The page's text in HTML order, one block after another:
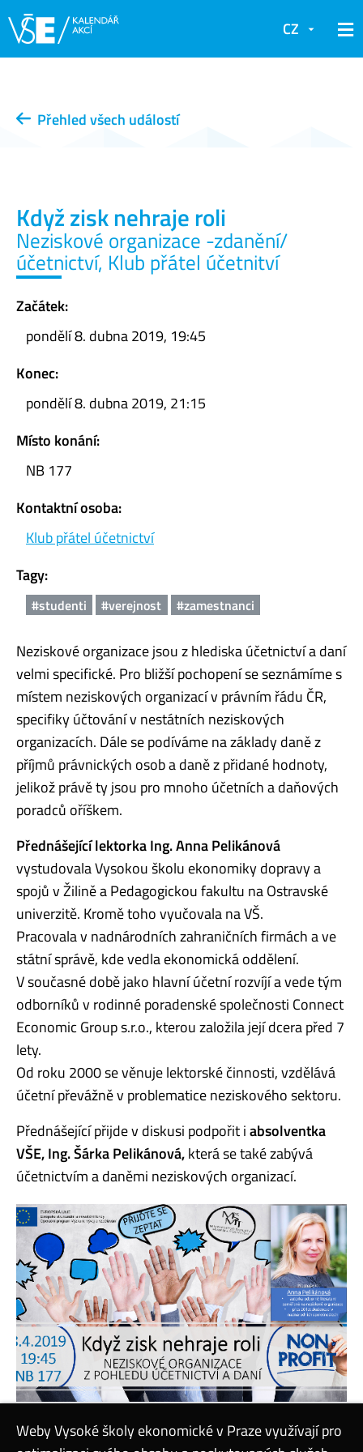
CZ
Přehled všech událostí
Když zisk nehraje roli
Neziskové organizace -zdanění/
účetnictví, Klub přátel účetnitví
Začátek:
pondělí 8. dubna 2019, 19:45
Konec:
pondělí 8. dubna 2019, 21:15
Místo konání:
NB 177
Kontaktní osoba:
Klub přátel účetnictví
Tagy:
#studenti #verejnost #zamestnanci
Neziskové organizace jsou z hlediska účetnictví a daní
velmi specifické. Pro bližší pochopení se seznámíme s
místem neziskových organizací v právním řádu ČR,
specifiky účtování v nestátních neziskových
organizacích. Dále se podíváme na základy daně z
příjmů právnických osob a daně z přidané hodnoty,
jelikož právě ty jsou pro mnoho účetních a daňových
poradců oříškem.
Přednášející lektorka Ing. Anna Pelikánová
vystudovala Vysokou školu ekonomiky dopravy a
spojů v Žilině a Pedagogickou fakultu na Ostravské
univerzitě. Kromě toho vyučovala na VŠ.
Pracovala v nadnárodních zahraničních firmách a ve
státní správě, kde vedla ekonomická oddělení.
V současné době jako hlavní účetní rozvíjí a vede tým
odborníků v rodinné poradenské společnosti Connect
Economic Group s.r.o., kterou založila její dcera před 7
lety.
Od roku 2000 se věnuje lektorské činnosti, vzdělává
účetní převážně v problematice neziskového sektoru.
Přednášející přijde v diskusi podpořit iabsolventka
VŠE, Ing. Šárka Pelikánová,která se také zabývá
účetnictvím a daněmi neziskových organizací.
Weby Vysoké školy ekonomické v Praze využívají pro